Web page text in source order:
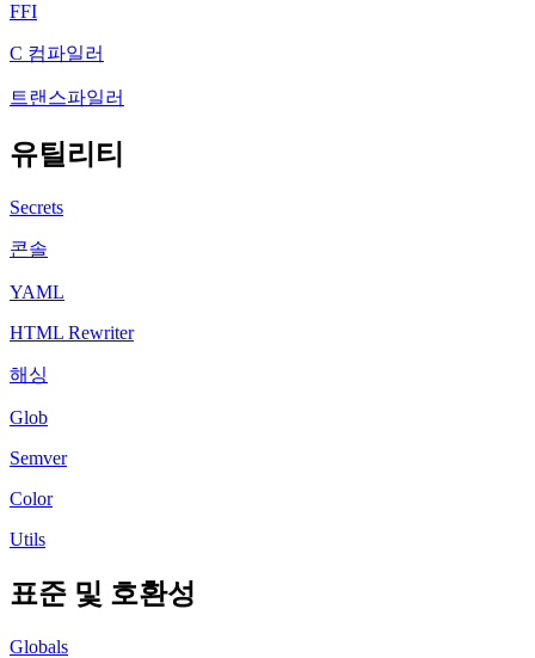
FFI
C 컴파일러
트랜스파일러
유틸리티
Secrets
콘솔
YAML
HTML Rewriter
해싱
Glob
Semver
Color
Utils
표준 및 호환성
Globals